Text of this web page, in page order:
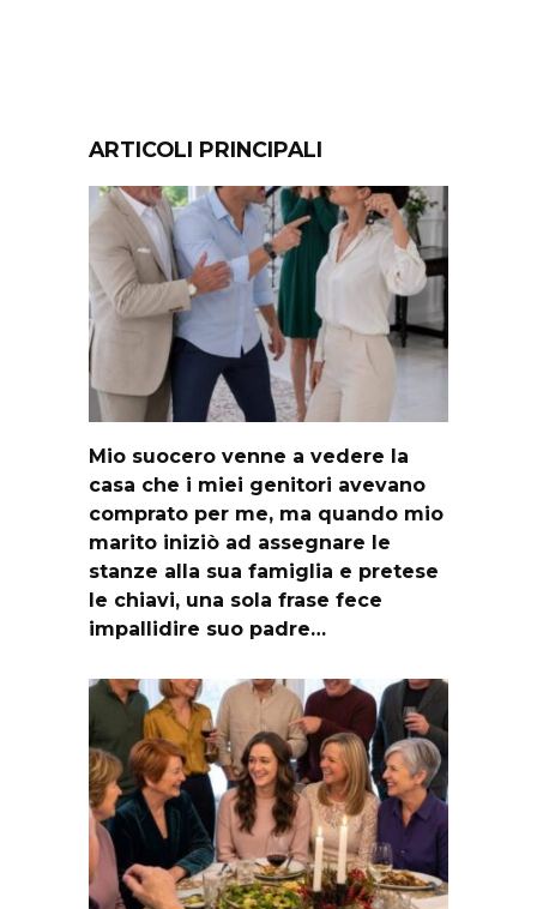
ARTICOLI PRINCIPALI
Mio suocero venne a vedere la
casa che i miei genitori avevano
comprato per me, ma quando mio
marito iniziò ad assegnare le
stanze alla sua famiglia e pretese
le chiavi, una sola frase fece
impallidire suo padre…